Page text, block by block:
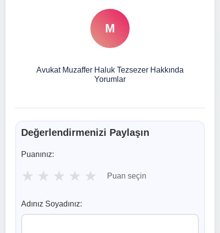
M
Avukat Muzaffer Haluk Tezsezer Hakkında
Yorumlar
Değerlendirmenizi Paylaşın
Puanınız:
★ ★ ★ ★ ★ Puan seçin
Adınız Soyadınız: